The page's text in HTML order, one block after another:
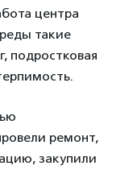
центра
такие
подростковая
ремонт,
закупили